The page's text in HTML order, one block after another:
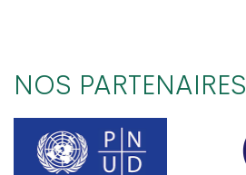
NOS PARTENAIRES